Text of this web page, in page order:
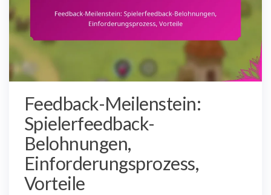
Feedback-Meilenstein:
Spielerfeedback-
Belohnungen,
Einforderungsprozess,
Vorteile